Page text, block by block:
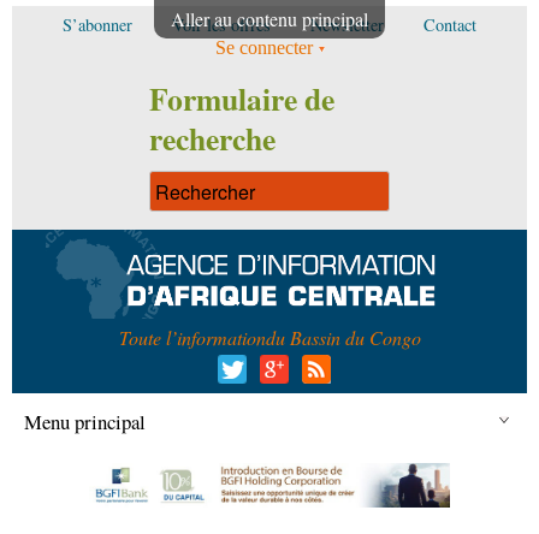
Aller au contenu principal
S’abonner Voir les offres Newsletter Contact
Se connecter
Formulaire de
recherche
Toute l’informationdu Bassin du Congo
Menu principal